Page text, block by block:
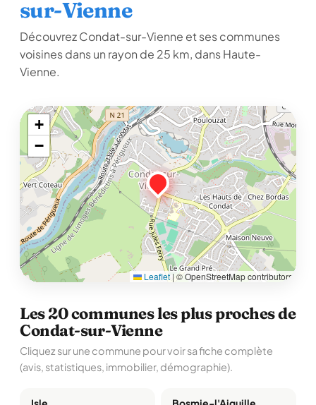
sur-Vienne
Découvrez Condat-sur-Vienne et ses communes
voisines dans un rayon de 25 km, dans Haute-
Vienne.
+
−
Leaflet | © OpenStreetMap contributors
Les 20 communes les plus proches de
Condat-sur-Vienne
Cliquez sur une commune pour voir sa fiche complète
(avis, statistiques, immobilier, démographie).